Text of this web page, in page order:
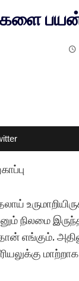
நிலமை
எங்கும்.